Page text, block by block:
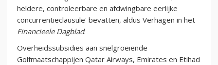
heldere, controleerbare en afdwingbare eerlijke
concurrentieclausule' bevatten, aldus Verhagen in het
Financieele Dagblad.
Overheidssubsidies aan snelgroeiende
Golfmaatschappijen Qatar Airways, Emirates en Etihad